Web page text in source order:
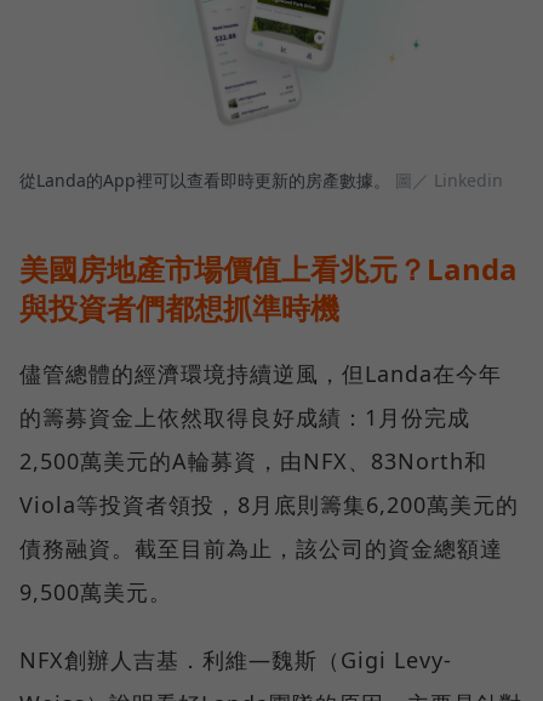
從Landa的App裡可以查看即時更新的房產數據。 圖／ Linkedin
美國房地產市場價值上看兆元？Landa
與投資者們都想抓準時機
儘管總體的經濟環境持續逆風，但Landa在今年
的籌募資金上依然取得良好成績：1月份完成
2,500萬美元的A輪募資，由NFX、83North和
Viola等投資者領投，8月底則籌集6,200萬美元的
債務融資。截至目前為止，該公司的資金總額達
9,500萬美元。
NFX創辦人吉基．利維—魏斯（Gigi Levy-